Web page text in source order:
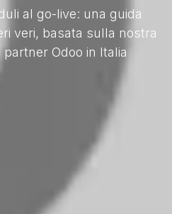
al go-live: una guida
veri, basata sulla nostra
Odoo in Italia